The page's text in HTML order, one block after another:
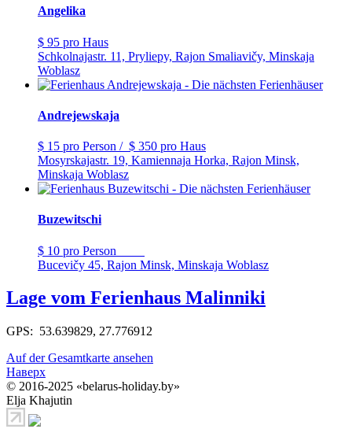
Angelika
$ 95 pro Haus
Schkolnajastr. 11, Pryliepy, Rajon Smaliavičy, Minskaja
Woblasz
Andrejewskaja
$ 15 pro Person / $ 350 pro Haus
Mosyrskajastr. 19, Kamiennaja Horka, Rajon Minsk,
Minskaja Woblasz
Buzewitschi
$ 10 pro Person
Bucevičy 45, Rajon Minsk, Minskaja Woblasz
Lage vom Ferienhaus Malinniki
GPS: 53.639829, 27.776912
Auf der Gesamtkarte ansehen
Наверх
© 2016-2025 «belarus-holiday.by»
Elja Khajutin